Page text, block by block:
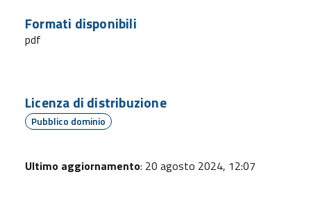
Formati disponibili
pdf
Licenza di distribuzione
Pubblico dominio
Ultimo aggiornamento: 20 agosto 2024, 12:07